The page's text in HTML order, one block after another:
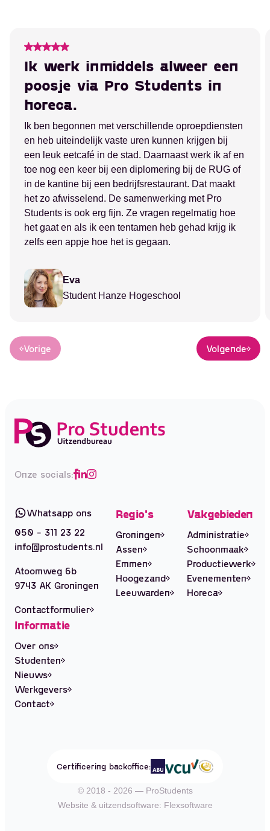
Ik werk inmiddels alweer een
poosje via Pro Students in
horeca.
Ik ben begonnen met verschillende oproepdiensten
en heb uiteindelijk vaste uren kunnen krijgen bij
een leuk eetcafé in de stad. Daarnaast werk ik af en
toe nog een keer bij een diplomering bij de RUG of
in de kantine bij een bedrijfsrestaurant. Dat maakt
het zo afwisselend. De samenwerking met Pro
Students is ook erg fijn. Ze vragen regelmatig hoe
het gaat en als ik een tentamen heb gehad krijg ik
zelfs een appje hoe het is gegaan.
Eva
Student Hanze Hogeschool
Vorige Volgende
Onze socials:
Whatsapp ons
050 - 311 23 22
info@prostudents.nl
Atoomweg 6b
9743 AK Groningen
Contactformulier
Regio's
Groningen
Assen
Emmen
Hoogezand
Leeuwarden
Vakgebieden
Administratie
Schoonmaak
Productiewerk
Evenementen
Horeca
Informatie
Over ons
Studenten
Nieuws
Werkgevers
Contact
Certificering backoffice:
© 2018 - 2026 — ProStudents
Website & uitzendsoftware: Flexsoftware